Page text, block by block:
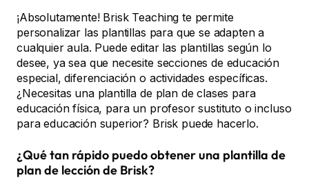
¡Absolutamente! Brisk Teaching te permite
personalizar las plantillas para que se adapten a
cualquier aula. Puede editar las plantillas según lo
desee, ya sea que necesite secciones de educación
especial, diferenciación o actividades específicas.
¿Necesitas una plantilla de plan de clases para
educación física, para un profesor sustituto o incluso
para educación superior? Brisk puede hacerlo.
¿Qué tan rápido puedo obtener una plantilla de
plan de lección de Brisk?